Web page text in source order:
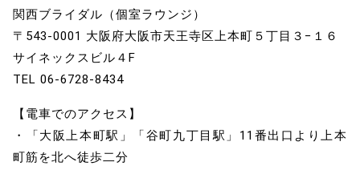
関西ブライダル（個室ラウンジ）
〒543-0001 大阪府大阪市天王寺区上本町５丁目３−１６
サイネックスビル４F
TEL 06-6728-8434
【電車でのアクセス】
・「大阪上本町駅」「谷町九丁目駅」11番出口より上本
町筋を北へ徒歩二分